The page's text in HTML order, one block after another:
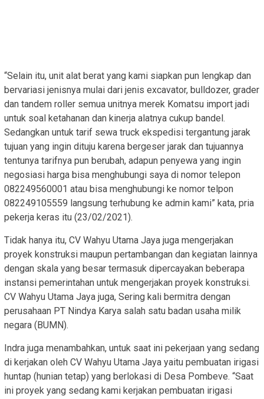
“Selain itu, unit alat berat yang kami siapkan pun lengkap dan
bervariasi jenisnya mulai dari jenis excavator, bulldozer, grader
dan tandem roller semua unitnya merek Komatsu import jadi
untuk soal ketahanan dan kinerja alatnya cukup bandel.
Sedangkan untuk tarif sewa truck ekspedisi tergantung jarak
tujuan yang ingin dituju karena bergeser jarak dan tujuannya
tentunya tarifnya pun berubah, adapun penyewa yang ingin
negosiasi harga bisa menghubungi saya di nomor telepon
082249560001 atau bisa menghubungi ke nomor telpon
082249105559 langsung terhubung ke admin kami” kata, pria
pekerja keras itu (23/02/2021).
Tidak hanya itu, CV Wahyu Utama Jaya juga mengerjakan
proyek konstruksi maupun pertambangan dan kegiatan lainnya
dengan skala yang besar termasuk dipercayakan beberapa
instansi pemerintahan untuk mengerjakan proyek konstruksi.
CV Wahyu Utama Jaya juga, Sering kali bermitra dengan
perusahaan PT Nindya Karya salah satu badan usaha milik
negara (BUMN).
Indra juga menambahkan, untuk saat ini pekerjaan yang sedang
di kerjakan oleh CV Wahyu Utama Jaya yaitu pembuatan irigasi
huntap (hunian tetap) yang berlokasi di Desa Pombeve. “Saat
ini proyek yang sedang kami kerjakan pembuatan irigasi